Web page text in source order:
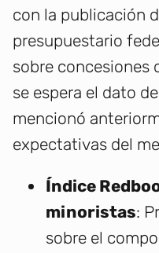
con la publicación
presupuestario
sobre concesiones
se espera el dato
mencionó
expectativas del
Índice
minoristas:
sobre el